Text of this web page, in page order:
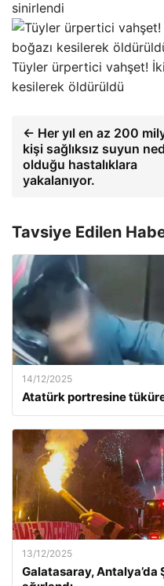
sinirlendi
Tüyler ürpertici vahşet!
kesilerek öldürüldü
← Her yıl en az 200
kişi sağlıksız suyun
olduğu hastalıklara
yakalanıyor.
Tavsiye Edilen
14/12/2025
Atatürk portresine
13/12/2025
Galatasaray,